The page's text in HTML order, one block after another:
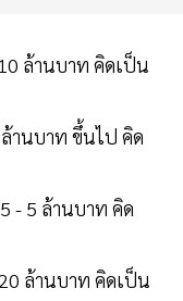
ล้านบาท คิดเป็น
านบาท ขึ้นไป คิด
- 5 ล้านบาท คิด
ล้านบาท คิดเป็น